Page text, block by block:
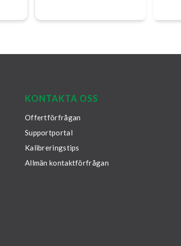
bäst
KONTAKTA OSS
Offertförfrågan
Supportportal
Kalibreringstips
Allmän kontaktförfrågan